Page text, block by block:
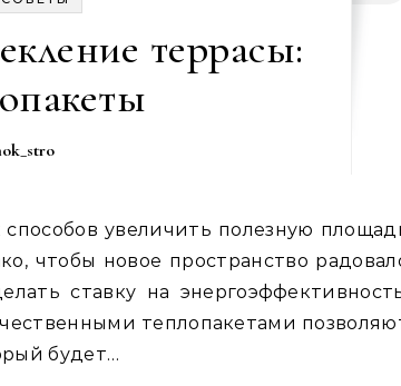
террасы:
чтобы новое пространство
ставку на
теплопакетами
будет…